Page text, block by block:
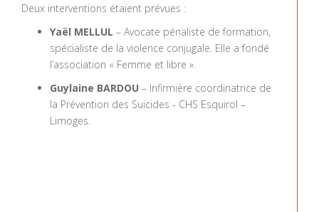
Deux interventions étaient prévues :
Yaël MELLUL – Avocate pénaliste de formation,
spécialiste de la violence conjugale. Elle a fondé
l’association « Femme et libre ».
Guylaine BARDOU – Infirmière coordinatrice de
la Prévention des Suicides - CHS Esquirol –
Limoges.